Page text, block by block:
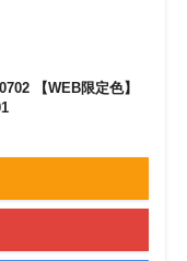
【WEB限定色】